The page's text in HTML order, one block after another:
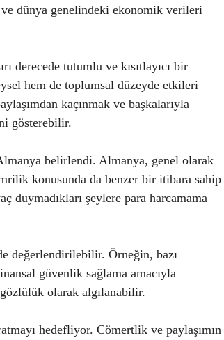
ve dünya genelindeki ekonomik verileri
derecede tutumlu ve kısıtlayıcı bir
hem de toplumsal düzeyde etkileri
kaçınmak ve başkalarıyla
gösterebilir.
belirlendi. Almanya, genel olarak
konusunda da benzer bir itibara sahip
duymadıkları şeylere para harcamama
değerlendirilebilir. Örneğin, bazı
güvenlik sağlama amacıyla
olarak algılanabilir.
hedefliyor. Cömertlik ve paylaşımın